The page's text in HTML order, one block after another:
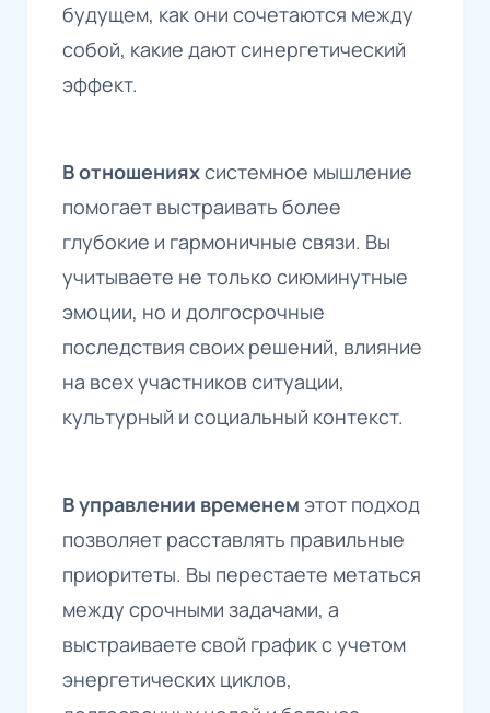
будущем, как они сочетаются между
собой, какие дают синергетический
эффект.
В отношенияхсистемное мышление
помогает выстраивать более
глубокие и гармоничные связи. Вы
учитываете не только сиюминутные
эмоции, но и долгосрочные
последствия своих решений, влияние
на всех участников ситуации,
культурный и социальный контекст.
В управлении временем этот подход
позволяет расставлять правильные
приоритеты. Вы перестаете метаться
между срочными задачами, а
выстраиваете свой график с учетом
энергетических циклов,